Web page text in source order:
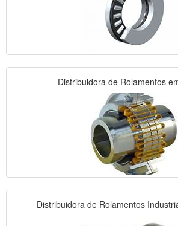
Distribuidora de Rolamentos
Distribuidora de Rolamentos